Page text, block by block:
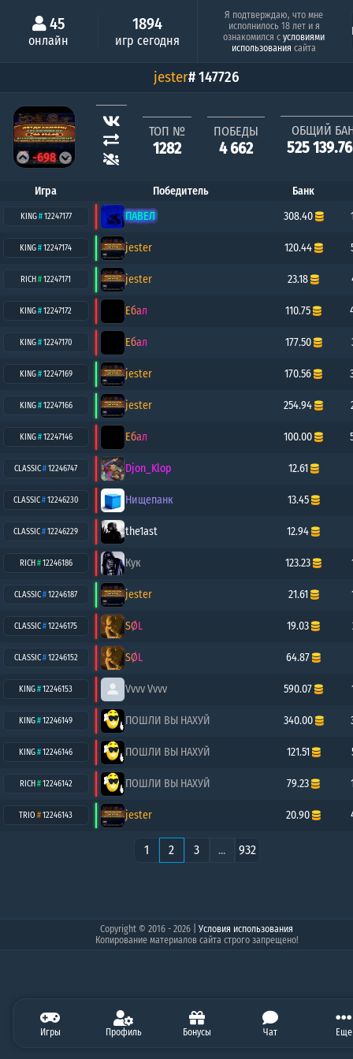
0.00 0.00 50.98
Игры Профиль Бонусы Чат Еще
45
онлайн
1894
игр сегодня
Минимальный шанс
Анатолий Анатольев
3.35%
Я подтверждаю, что мне
исполнилось 18 лет и я
ознакомился сусловиями
использования сайта
jester# 147726
-698
ТОП №
1282
ПОБЕДЫ
4 662
ОБЩИЙ
525
Игра Победитель Банк
KING#12247177 ПАВЕЛ 308.40
KING#12247174 jester 120.44
RICH#12247171 jester 23.18
KING#12247172 Ебал 110.75
KING#12247170 Ебал 177.50
KING#12247169 jester 170.56
KING#12247166 jester 254.94
KING#12247146 Ебал 100.00
CLASSIC#12246747 Djon_Klop 12.61
CLASSIC#12246230 Нищепанк 13.45
CLASSIC#12246229 the1ast 12.94
RICH#12246186 Кук 123.23
CLASSIC#12246187 jester 21.61
CLASSIC#12246175 SØL 19.03
CLASSIC#12246152 SØL 64.87
KING#12246153 Vvvv Vvvv 590.07
KING#12246149 ПОШЛИ ВЫ НАХУЙ 340.00
KING#12246146 ПОШЛИ ВЫ НАХУЙ 121.51
RICH#12246142 ПОШЛИ ВЫ НАХУЙ 79.23
TRIO #12246143 jester 20.90
1 2 3 ... 932
Copyright © 2016 - 2026 |Условия использования
Копирование материалов сайта строго запрещено!